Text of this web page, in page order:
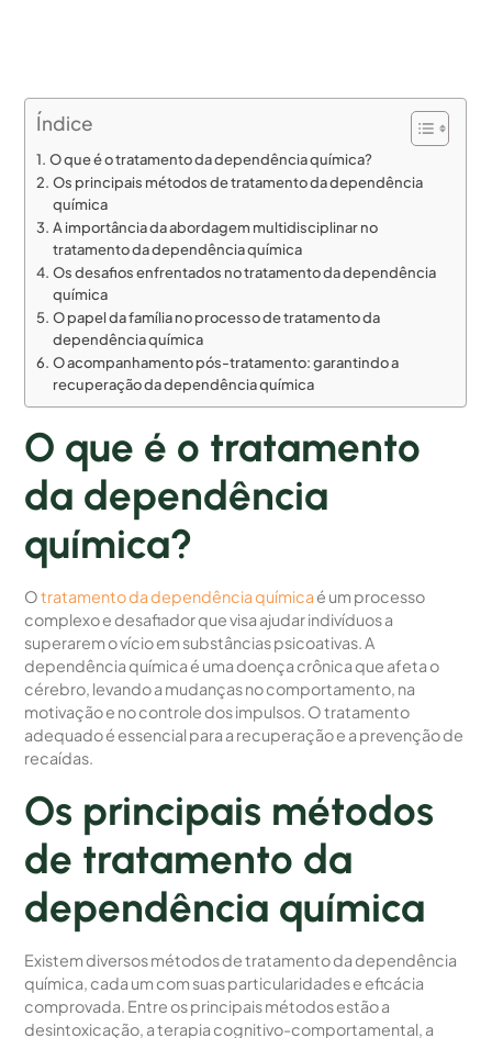
Índice
O que é o tratamento da dependência química?
Os principais métodos de tratamento da dependência
química
A importância da abordagem multidisciplinar no
tratamento da dependência química
Os desafios enfrentados no tratamento da dependência
química
O papel da família no processo de tratamento da
dependência química
O acompanhamento pós-tratamento: garantindo a
recuperação da dependência química
O que é o tratamento
da dependência
química?
Otratamento da dependência química é um processo
complexo e desafiador que visa ajudar indivíduos a
superarem o vício em substâncias psicoativas. A
dependência química é uma doença crônica que afeta o
cérebro, levando a mudanças no comportamento, na
motivação e no controle dos impulsos. O tratamento
adequado é essencial para a recuperação e a prevenção de
recaídas.
Os principais métodos
de tratamento da
dependência química
Existem diversos métodos de tratamento da dependência
química, cada um com suas particularidades e eficácia
comprovada. Entre os principais métodos estão a
desintoxicação, a terapia cognitivo-comportamental, a